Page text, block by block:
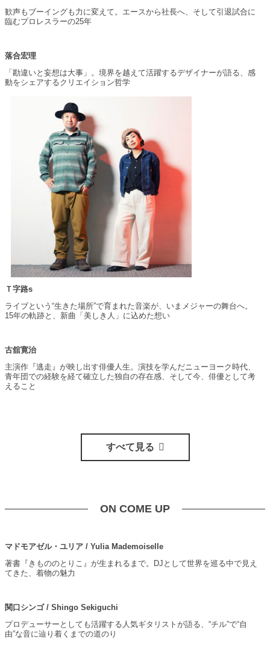
歓声もブーイングも力に変えて。エースから社長へ、そして引退試合に
臨むプロレスラーの25年
落合宏理
「勘違いと妄想は大事」。境界を越えて活躍するデザイナーが語る、感
動をシェアするクリエイション哲学
Ｔ字路s
ライブという“生きた場所”で育まれた音楽が、いまメジャーの舞台へ。
15年の軌跡と、新曲「美しき人」に込めた想い
古舘寛治
主演作『逃走』が映し出す俳優人生。演技を学んだニューヨーク時代、
青年団での経験を経て確立した独自の存在感、そして今、俳優として考
えること
すべて見る
ON COME UP
マドモアゼル・ユリア / Yulia Mademoiselle
著書『きもののとりこ』が生まれるまで。DJとして世界を巡る中で見え
てきた、着物の魅力
関口シンゴ / Shingo Sekiguchi
プロデューサーとしても活躍する人気ギタリストが語る、“チル”で“自
由”な音に辿り着くまでの道のり